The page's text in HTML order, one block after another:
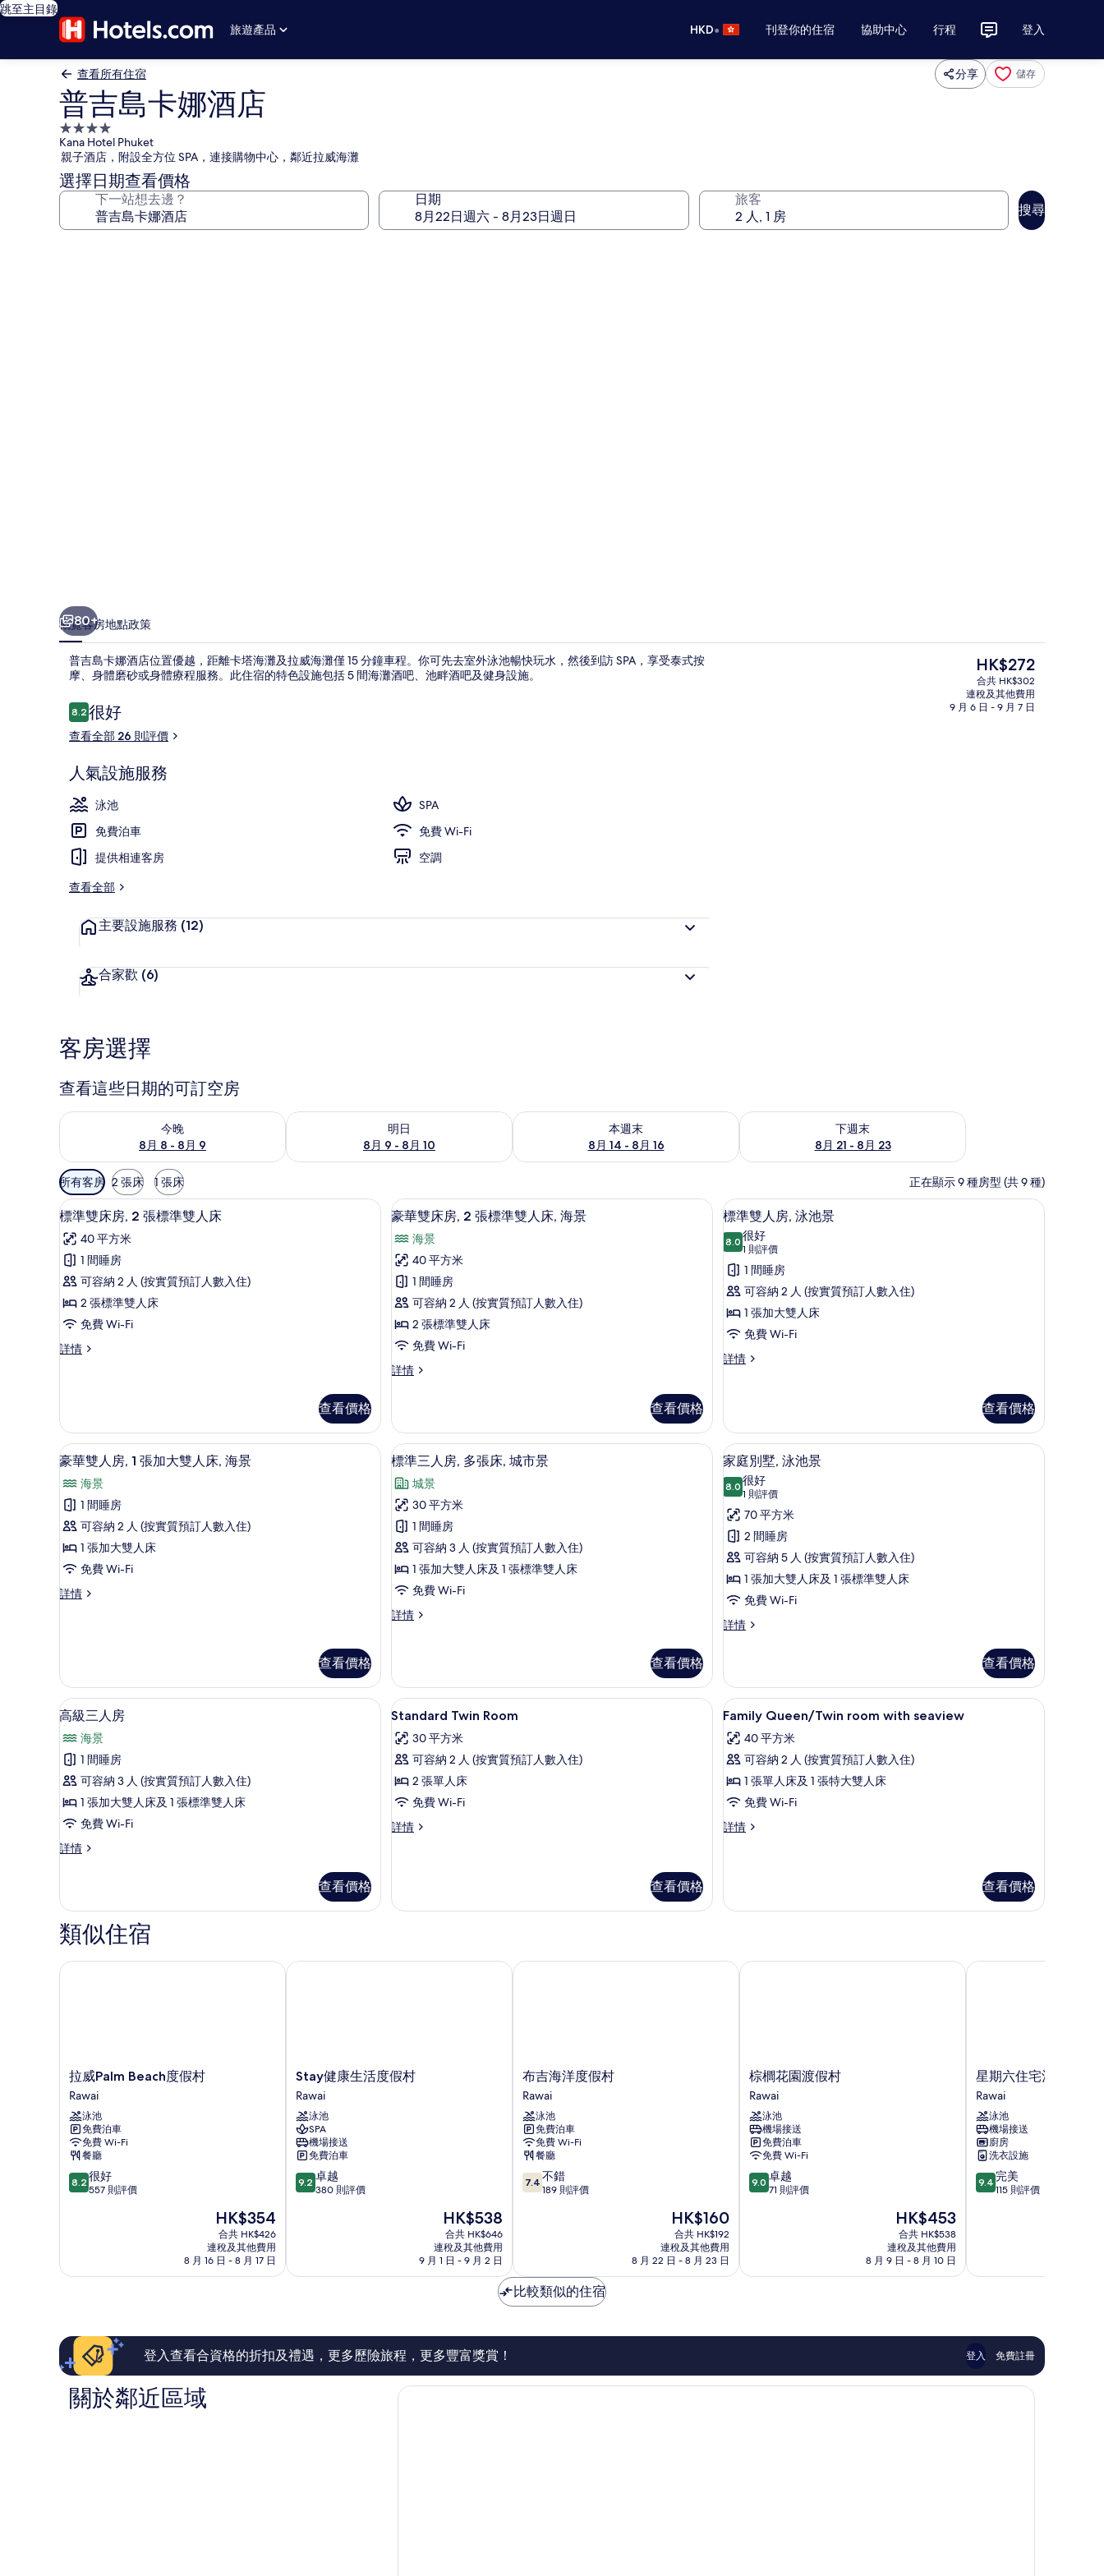
跳至主目錄
旅遊產品
HKD• 刊登你的住宿 協助中心 行程 登入
查看所有住宿 分享 儲存
普吉島卡娜酒店
4.0
星
級
住
宿
Kana Hotel Phuket
親子酒店，附設全方位 SPA，連接購物中心，鄰近拉威海灘
選擇日期查看價格
下一站想去邊？ 日期 旅客
搜尋
桑拿、熱水浴缸、溫泉/礦物泉、身體療程、水療、泰式按摩桑拿、熱水浴缸、溫泉/礦物泉、身體
80+
概覽客房地點政策
普吉島卡娜酒店位置優越，距離卡塔海灘及拉威海灘僅 15 分鐘車程。你可先去室外泳池暢快玩水，然後到訪 SPA，享受泰式按
摩、身體磨砂或身體療程服務。此住宿的特色設施包括 5 間海灘酒吧、池畔酒吧及健身設施。
評
價
8.28.2 分，滿分 10 分，
很好
查看全部 26 則評價
人氣設施服務
泳池
SPA
免費泊車
免費 Wi-Fi
提供相連客房
空調
查看全部
主要設施服務 (12)
合家歡 (6)
現
價
HK$272
HK$272
合共 HK$302
連稅及其他費用
9 月 6 日 - 9 月 7 日
客房選擇
查看這些日期的可訂空房
今晚
8月 8 - 8月 9
查看今晚 8月 8 - 8月 9的可訂空房
明日
8月 9 - 8月 10
查看明日 8月 9 - 8月 10的可訂空房
本週末
8月 14 - 8月 16
查看本週末 8月 14 - 8月 16的可訂空房
下週末
8月 21 - 8月 23
查看下週末 8月 21 - 8月 23的可訂空房
可
用
嘅
客
房
篩
選
條
件
所有客房 2 張床 1 張床 正在顯示 9 種房型 (共 9 種)
載
入
所
有
標
準
床
張
標
準
雙
人
床
的
相
片
高級寢具、羽絨被、隔音、免費嬰兒床
4
標準雙床房, 2 張標準雙人床
40 平方米
1 間睡房
可容納 2 人 (按實質預訂人數入住)
2 張標準雙人床
免費 Wi-Fi
詳情
標
2
張
標
準
雙
人
床
詳
情
查看價格
載
所
有
豪
華
雙
房,
張
標
準
雙
人
床,
海
景
的
相
豪華雙床房, 2 張標準雙人床, 海景 | 客廳 | 40 吋LCD 電視連衛星電視頻道、Netflix、Hulu
8
豪華雙床房, 2 張標準雙人床, 海景
海景
40 平方米
1 間睡房
可容納 2 人 (按實質預訂人數入住)
2 張標準雙人床
免費 Wi-Fi
詳情
豪
房,
張
準
雙
人
床,
海
景
詳
情
查看價格
載
入
所
有
標
準
雙
人
池
景
的
相
片
標準雙人房, 泳池景 | 高級寢具、羽絨被、隔
5
標準雙人房, 泳池景
8.08.0 分，滿分 10 分
很好
1 則評價
(1
則
評
價)
1 間睡房
可容納 2 人 (按實質預訂人數入住)
1 張加大雙人床
免費 Wi-Fi
詳情
標
泳
池
景
詳
情
查看價格
載
所
有
豪
華
人
加
大
雙
人
床,
海
景
的
相
豪華雙人房, 1 張加大雙人床, 海景 | 高級寢具、羽絨被、隔音、免費嬰兒床
8
豪華雙人房, 1 張加大雙人床, 海景
海景
1 間睡房
可容納 2 人 (按實質預訂人數入住)
1 張加大雙人床
免費 Wi-Fi
詳情
豪
張
加
大
雙
人
床,
海
景
詳
查看價格
載
入
所
有
標
準
三
房,
床,
城
市
景
的
相
標準三人房, 多張床, 城市景 | 客房景觀
6
標準三人房, 多張床, 城市景
城景
30 平方米
1 間睡房
可容納 3 人 (按實質預訂人數入住)
1 張加大雙人床及 1 張標準雙人床
免費 Wi-Fi
詳情
標
多
張
床,
城
市
景
詳
查看價格
載
入
所
有
家
庭
別
墅,
泳
的
相
片
家庭別墅, 泳池景 | 高級寢具、羽絨被、隔音
12
家庭別墅, 泳池景
8.08.0 分，滿分 10 分
很好
1 則評價
(1
則
評
價)
70 平方米
2 間睡房
可容納 5 人 (按實質預訂人數入住)
1 張加大雙人床及 1 張標準雙人床
免費 Wi-Fi
詳情
家
泳
池
景
情
查看價格
載
所
有
高
級
人
的
相
片
高級三人房 | 高級寢具、羽絨被、隔音、免費嬰兒床
10
高級三人房
海景
1 間睡房
可容納 3 人 (按實質預訂人數入住)
1 張加大雙人床及 1 張標準雙人床
免費 Wi-Fi
詳情
高
房
詳
情
查看價格
載
入
所
有
Standard
Twin
Room
高級寢具、羽絨被、隔音、免費嬰兒床
3
Standard Twin Room
30 平方米
可容納 2 人 (按實質預訂人數入住)
2 張單人床
免費 Wi-Fi
詳情
Standard
查看價格
載
入
所
有
Family
Queen/Twin
room
相
高級寢具、羽絨被、隔音、免費嬰兒床
12
Family Queen/Twin room with seaview
40 平方米
可容納 2 人 (按實質預訂人數入住)
1 張單人床及 1 張特大雙人床
免費 Wi-Fi
詳情
Family
詳
情
查看價格
類似住宿
拉
威
Palm
Beach
度
假
村
Rawai
拉威Palm Beach度假村
Rawai
泳池
免費泊車
免費 Wi-Fi
餐廳
8.2
分
很
評
篇
價
8.2 很好
557 則評價
現
售
HK$354
HK$354
合共 HK$426
連稅及其他費用
8 月 16 日 - 8 月 17 日
拉威Palm Beach度假村
Stay
健
康
生
活
度
假
村
Rawai
Stay健康生活度假村
Rawai
泳池
SPA
機場接送
免費泊車
9.2
分
卓
評
價
9.2 卓越
380 則評價
現
售
HK$538
HK$538
合共 HK$646
連稅及其他費用
9 月 1 日 - 9 月 2 日
Stay健康生活度假村
布
吉
海
洋
度
假
村
Rawai
布吉海洋度假村
Rawai
泳池
免費泊車
免費 Wi-Fi
餐廳
7.4
分
不
錯，
189
評
評
7.4 不錯
189 則評價
現
售
HK$160
HK$160
合共 HK$192
連稅及其他費用
8 月 22 日 - 8 月 23 日
布吉海洋度假村
棕
櫚
花
園
渡
假
村
Rawai
棕櫚花園渡假村
Rawai
泳池
機場接送
免費泊車
免費 Wi-Fi
9.0
分
卓
評
評
9.0 卓越
71 則評價
現
售
HK$453
HK$453
合共 HK$538
連稅及其他費用
8 月 9 日 - 8 月 10 日
棕櫚花園渡假村
星
期
六
住
宅
酒
店
-
布
Rawai
星期六住宅酒店 - 布
Rawai
泳池
機場接送
廚房
洗衣設施
9.4
分
完
評
價
評
9.4 完美
115 則評價
星期六住宅酒店 - 布朗
比較類似的住宿
登入查看合資格的折扣及禮遇，更多歷險旅程，更多豐富獎賞！ 登入 免費註冊
關於鄰近區域